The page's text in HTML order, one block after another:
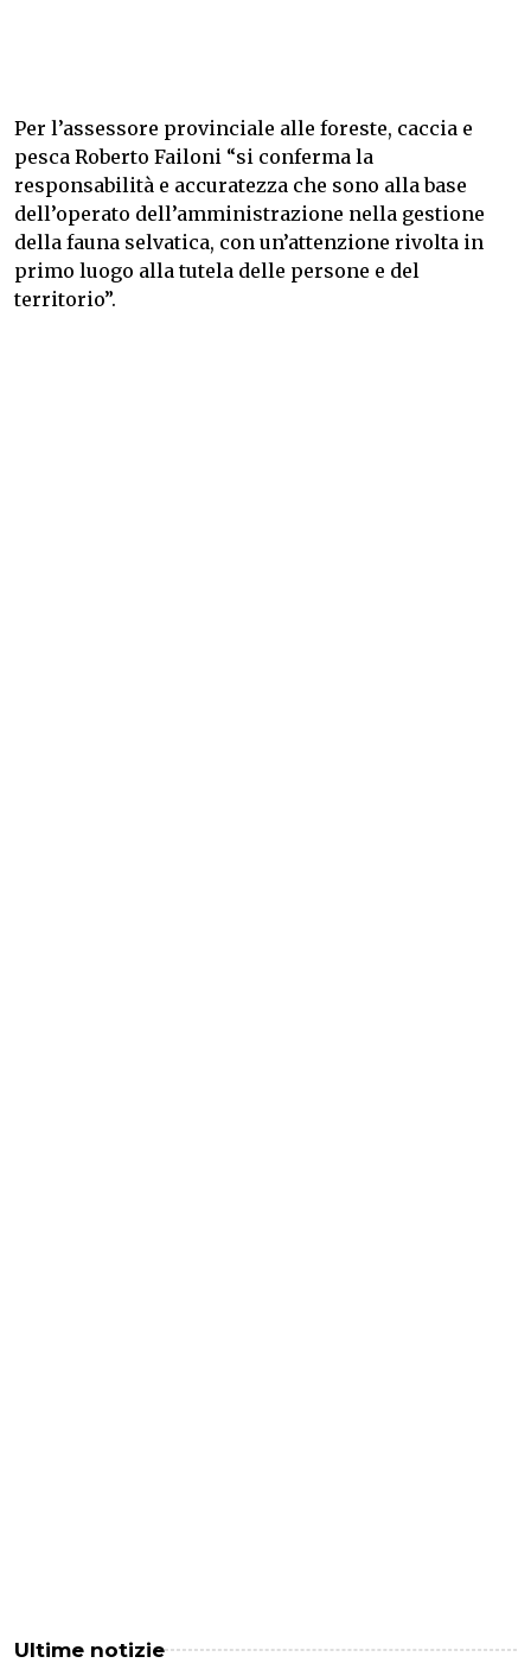
Per l’assessore provinciale alle foreste, caccia e
pesca Roberto Failoni “si conferma la
responsabilità e accuratezza che sono alla base
dell’operato dell’amministrazione nella gestione
della fauna selvatica, con un’attenzione rivolta in
primo luogo alla tutela delle persone e del
territorio”.
Ultime notizie